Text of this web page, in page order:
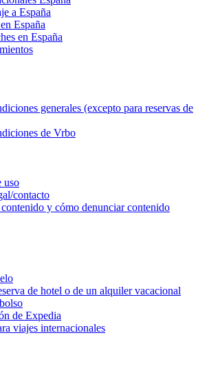
a España
España
en España
generales (excepto para reservas de
de Vrbo
uso
contacto
contenido y cómo denunciar contenido
de hotel o de un alquiler vacacional
de Expedia
viajes internacionales